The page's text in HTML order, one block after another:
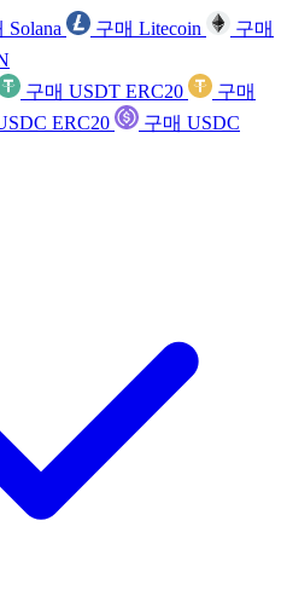
Solana 구매 Litecoin
구매
구매 USDT ERC20
구매
ERC20
구매 USDC